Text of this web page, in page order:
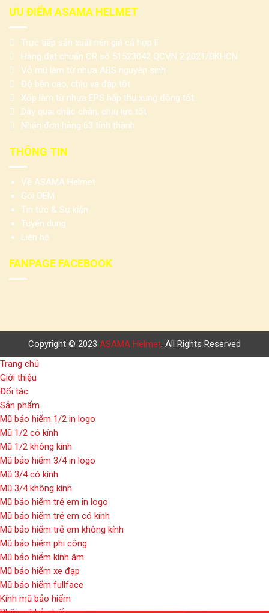
ƯU ĐIỂM ASAMA HELMET
Trực tiếp sản xuất nên giá cả hợp lí
Hàng đạt chuẩn CR số 51523042 QCVN 2:2021/BKHCN
Vỏ mũ làm từ nhựa ABS nguyên sinh
Độ bền cao, chịu va đập tốt
Xốp làm từ nhựa EPS hấp thụ xung động tốt
Dây quai chắc chắn, chịu lực tốt
Nhận đơn hàng 63 tỉnh thành
THÔNG TIN
Về ASAMA Helmet
Gói OEM
Tin tức & Sự kiện
Tuyển dụng
Liên hệ
FANPAGE FACEBOOK
Copyright © 2023 ASAMA Helmet . All Rights Reserved
Trang chủ
Giới thiệu
Đối tác
Sản phẩm
Mũ bảo hiểm 1/2 in logo
Mũ 1/2 có kính
Mũ 1/2 không kính
Mũ bảo hiểm 3/4 in logo
Mũ 3/4 có kính
Mũ 3/4 không kính
Mũ bảo hiểm trẻ em in logo
Mũ bảo hiểm trẻ em có kính
Mũ bảo hiểm trẻ em không kính
Mũ bảo hiểm phi công
Mũ bảo hiểm kính âm
Mũ bảo hiểm xe đạp
Mũ bảo hiểm fullface
Kính mũ bảo hiểm